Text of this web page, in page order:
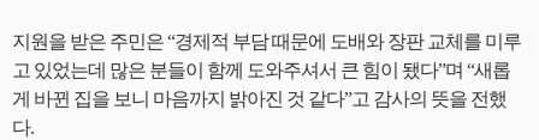
지원을 받은 주민은 “경제적 부담 때문에 도배와 장판 교체를 미루
고 있었는데 많은 분들이 함께 도와주셔서 큰 힘이 됐다”며 “새롭
게 바뀐 집을 보니 마음까지 밝아진 것 같다”고 감사의 뜻을 전했
다.